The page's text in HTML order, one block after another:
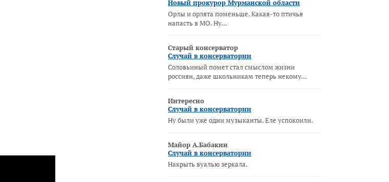
Новый прокурор Мурманской области
Орлы и орлята поменьше. Какая-то птичья
напасть в МО. Ну…
Старый консерватор
Случай в консерватории
Соловьиный помет стал смыслом жизни
россиян, даже школьникам теперь некому…
Интересно
Случай в консерватории
Ну были уже одни музыканты. Еле успокоили.
Майор А.Бабакин
Случай в консерватории
Накрыть вуалью зеркала.